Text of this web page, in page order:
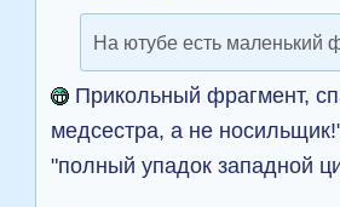
На ютубе есть маленький
Прикольный фрагмент,
медсестра, а не
"полный упадок западной